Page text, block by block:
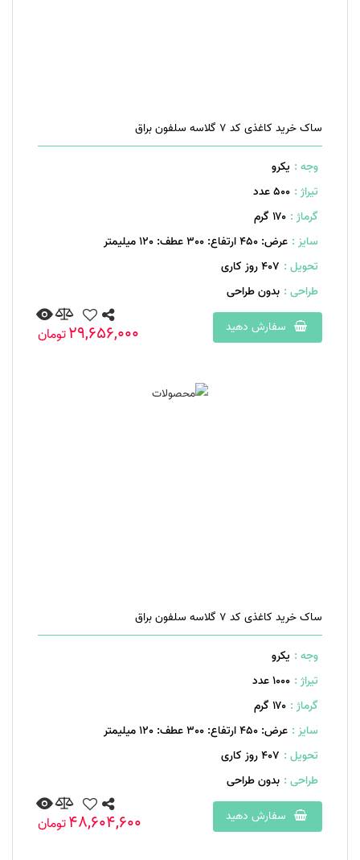
ساک خرید کاغذی کد 7 گلاسه سلفون براق
وجه : یکرو
تیراژ : 500 عدد
گرماژ : ۱۷۰ گرم
سایز : عرض: 450 ارتفاع: 300 عطف: 120 میلیمتر
تحویل : 407 روز کاری
طراحی : بدون طراحی
سفارش دهید
29,656,000تومان
ساک خرید کاغذی کد 7 گلاسه سلفون براق
وجه : یکرو
تیراژ : 1000 عدد
گرماژ : ۱۷۰ گرم
سایز : عرض: 450 ارتفاع: 300 عطف: 120 میلیمتر
تحویل : 407 روز کاری
طراحی : بدون طراحی
سفارش دهید
48,604,600تومان